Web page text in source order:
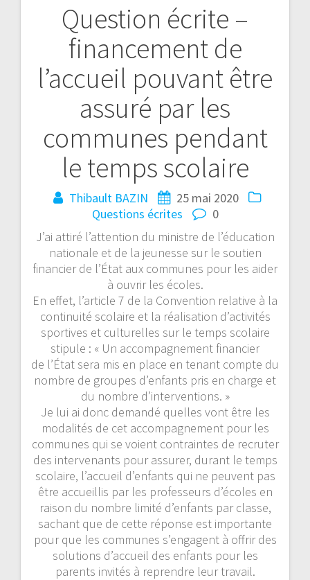
Question écrite –
financement de
l’accueil pouvant être
assuré par les
communes pendant
le temps scolaire
Thibault BAZIN
25 mai 2020
Questions écrites
0
J’ai attiré l’attention du ministre de l’éducation
nationale et de la jeunesse sur le soutien
financier de l’État aux communes pour les aider
à ouvrir les écoles.
En effet, l’article 7 de la Convention relative à la
continuité scolaire et la réalisation d’activités
sportives et culturelles sur le temps scolaire
stipule : « Un accompagnement financier
de l’État sera mis en place en tenant compte du
nombre de groupes d’enfants pris en charge et
du nombre d’interventions. »
Je lui ai donc demandé quelles vont être les
modalités de cet accompagnement pour les
communes qui se voient contraintes de recruter
des intervenants pour assurer, durant le temps
scolaire, l’accueil d’enfants qui ne peuvent pas
être accueillis par les professeurs d’écoles en
raison du nombre limité d’enfants par classe,
sachant que de cette réponse est importante
pour que les communes s’engagent à offrir des
solutions d’accueil des enfants pour les
parents invités à reprendre leur travail.